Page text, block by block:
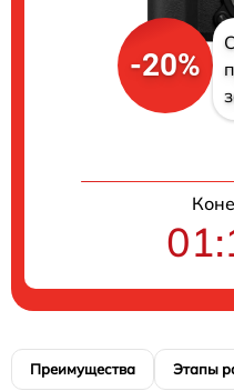
-20%
Преимущества Этапы